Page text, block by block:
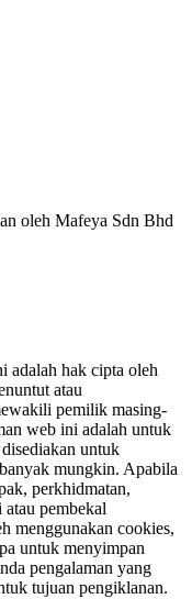
oleh Mafeya Sdn Bhd
adalah hak cipta oleh
atau
pemilik masing-
web ini adalah untuk
untuk
mungkin. Apabila
perkhidmatan,
pembekal
menggunakan cookies,
untuk menyimpan
pengalaman yang
tujuan pengiklanan.